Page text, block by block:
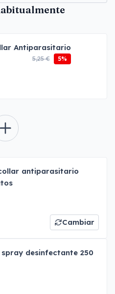
Antiparasitario
5,25 € 5%
antiparasitario
Cambiar
spray desinfectante 250